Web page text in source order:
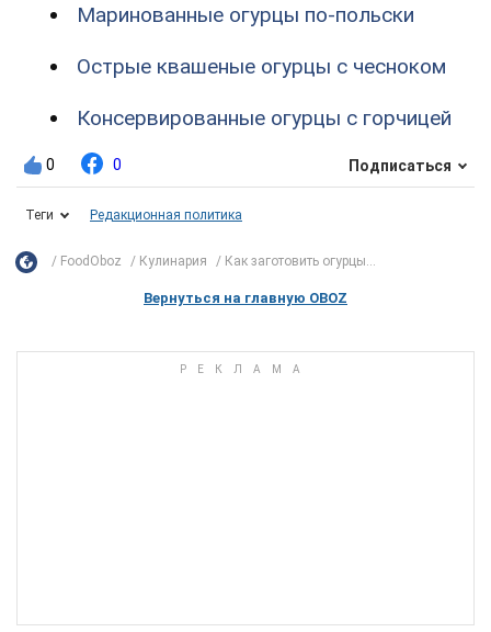
Маринованные огурцы по-польски
Острые квашеные огурцы с чесноком
Консервированные огурцы с горчицей
0 0 Подписаться
Теги Редакционная политика
FoodOboz Кулинария Как заготовить огурцы...
Вернуться на главную OBOZ